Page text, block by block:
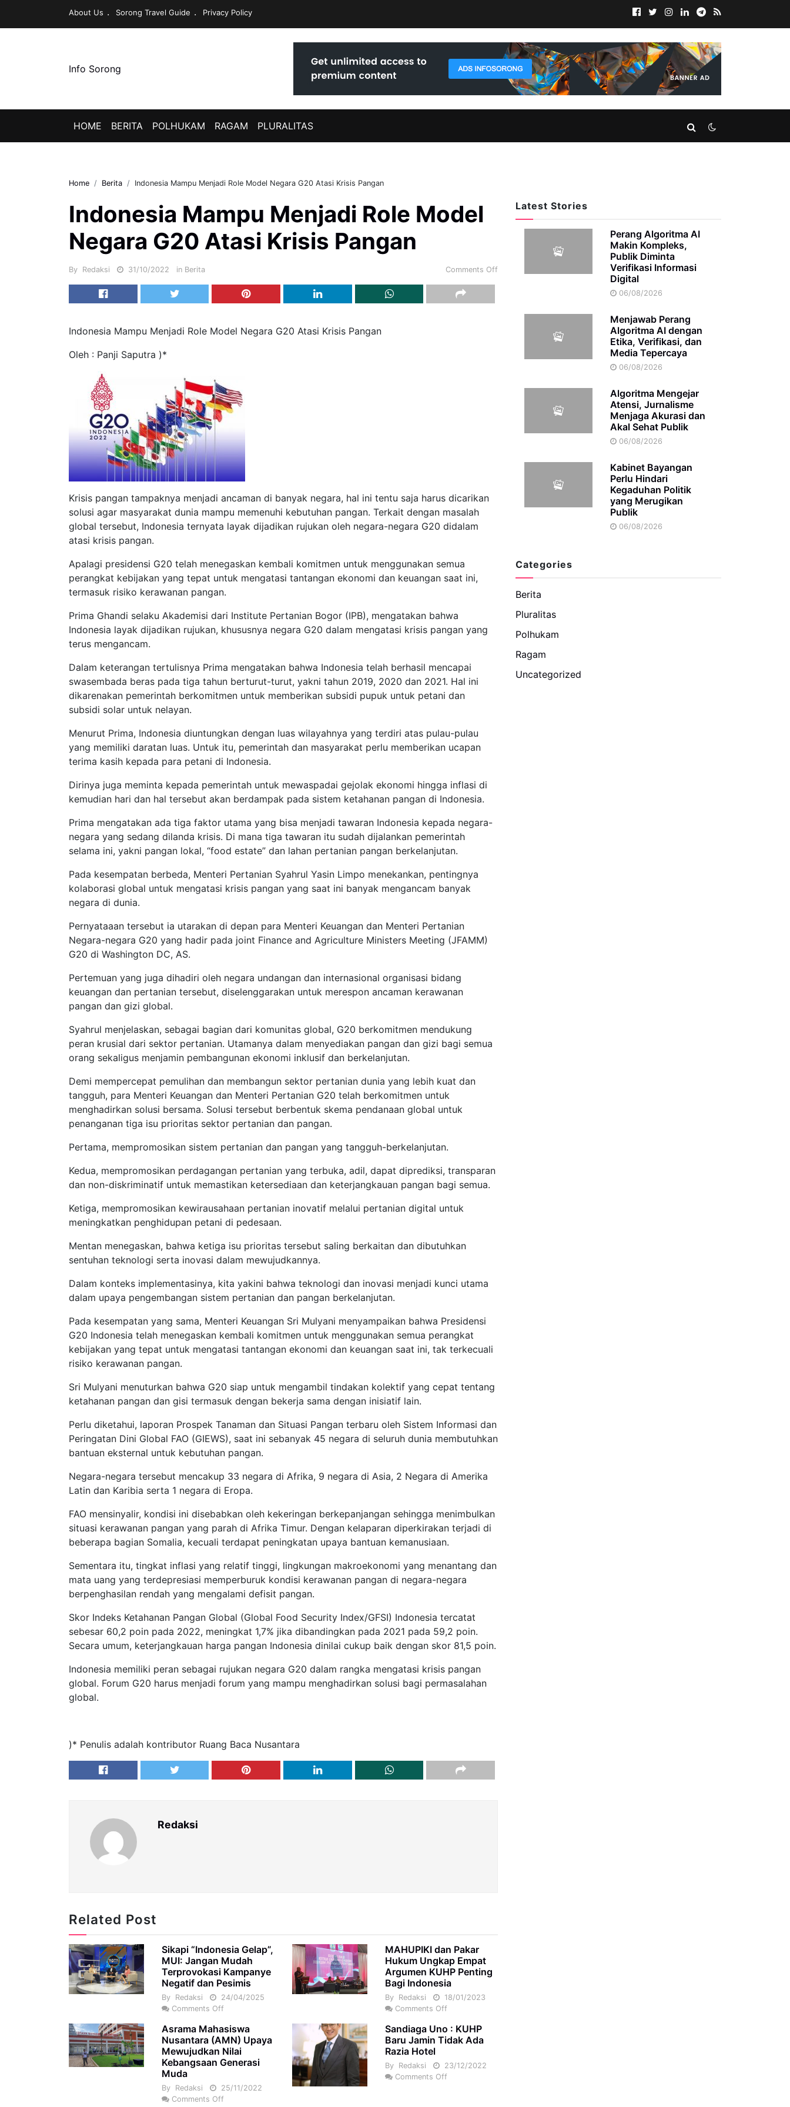
About Us Sorong Travel Guide Privacy Policy
Info Sorong
HOME BERITA POLHUKAM RAGAM PLURALITAS
Home Berita Indonesia Mampu Menjadi Role Model Negara G20 Atasi Krisis Pangan
Indonesia Mampu Menjadi Role Model
Negara G20 Atasi Krisis Pangan
By Redaksi 31/10/2022 in Berita Comments Off
Indonesia Mampu Menjadi Role Model Negara G20 Atasi Krisis Pangan
Oleh : Panji Saputra )*
Krisis pangan tampaknya menjadi ancaman di banyak negara, hal ini tentu saja harus dicarikan
solusi agar masyarakat dunia mampu memenuhi kebutuhan pangan. Terkait dengan masalah
global tersebut, Indonesia ternyata layak dijadikan rujukan oleh negara-negara G20 didalam
atasi krisis pangan.
Apalagi presidensi G20 telah menegaskan kembali komitmen untuk menggunakan semua
perangkat kebijakan yang tepat untuk mengatasi tantangan ekonomi dan keuangan saat ini,
termasuk risiko kerawanan pangan.
Prima Ghandi selaku Akademisi dari Institute Pertanian Bogor (IPB), mengatakan bahwa
Indonesia layak dijadikan rujukan, khususnya negara G20 dalam mengatasi krisis pangan yang
terus mengancam.
Dalam keterangan tertulisnya Prima mengatakan bahwa Indonesia telah berhasil mencapai
swasembada beras pada tiga tahun berturut-turut, yakni tahun 2019, 2020 dan 2021. Hal ini
dikarenakan pemerintah berkomitmen untuk memberikan subsidi pupuk untuk petani dan
subsidi solar untuk nelayan.
Menurut Prima, Indonesia diuntungkan dengan luas wilayahnya yang terdiri atas pulau-pulau
yang memiliki daratan luas. Untuk itu, pemerintah dan masyarakat perlu memberikan ucapan
terima kasih kepada para petani di Indonesia.
Dirinya juga meminta kepada pemerintah untuk mewaspadai gejolak ekonomi hingga inflasi di
kemudian hari dan hal tersebut akan berdampak pada sistem ketahanan pangan di Indonesia.
Prima mengatakan ada tiga faktor utama yang bisa menjadi tawaran Indonesia kepada negara-
negara yang sedang dilanda krisis. Di mana tiga tawaran itu sudah dijalankan pemerintah
selama ini, yakni pangan lokal, “food estate” dan lahan pertanian pangan berkelanjutan.
Pada kesempatan berbeda, Menteri Pertanian Syahrul Yasin Limpo menekankan, pentingnya
kolaborasi global untuk mengatasi krisis pangan yang saat ini banyak mengancam banyak
negara di dunia.
Pernyataaan tersebut ia utarakan di depan para Menteri Keuangan dan Menteri Pertanian
Negara-negara G20 yang hadir pada joint Finance and Agriculture Ministers Meeting (JFAMM)
G20 di Washington DC, AS.
Pertemuan yang juga dihadiri oleh negara undangan dan internasional organisasi bidang
keuangan dan pertanian tersebut, diselenggarakan untuk merespon ancaman kerawanan
pangan dan gizi global.
Syahrul menjelaskan, sebagai bagian dari komunitas global, G20 berkomitmen mendukung
peran krusial dari sektor pertanian. Utamanya dalam menyediakan pangan dan gizi bagi semua
orang sekaligus menjamin pembangunan ekonomi inklusif dan berkelanjutan.
Demi mempercepat pemulihan dan membangun sektor pertanian dunia yang lebih kuat dan
tangguh, para Menteri Keuangan dan Menteri Pertanian G20 telah berkomitmen untuk
menghadirkan solusi bersama. Solusi tersebut berbentuk skema pendanaan global untuk
penanganan tiga isu prioritas sektor pertanian dan pangan.
Pertama, mempromosikan sistem pertanian dan pangan yang tangguh-berkelanjutan.
Kedua, mempromosikan perdagangan pertanian yang terbuka, adil, dapat diprediksi, transparan
dan non-diskriminatif untuk memastikan ketersediaan dan keterjangkauan pangan bagi semua.
Ketiga, mempromosikan kewirausahaan pertanian inovatif melalui pertanian digital untuk
meningkatkan penghidupan petani di pedesaan.
Mentan menegaskan, bahwa ketiga isu prioritas tersebut saling berkaitan dan dibutuhkan
sentuhan teknologi serta inovasi dalam mewujudkannya.
Dalam konteks implementasinya, kita yakini bahwa teknologi dan inovasi menjadi kunci utama
dalam upaya pengembangan sistem pertanian dan pangan berkelanjutan.
Pada kesempatan yang sama, Menteri Keuangan Sri Mulyani menyampaikan bahwa Presidensi
G20 Indonesia telah menegaskan kembali komitmen untuk menggunakan semua perangkat
kebijakan yang tepat untuk mengatasi tantangan ekonomi dan keuangan saat ini, tak terkecuali
risiko kerawanan pangan.
Sri Mulyani menuturkan bahwa G20 siap untuk mengambil tindakan kolektif yang cepat tentang
ketahanan pangan dan gisi termasuk dengan bekerja sama dengan inisiatif lain.
Perlu diketahui, laporan Prospek Tanaman dan Situasi Pangan terbaru oleh Sistem Informasi dan
Peringatan Dini Global FAO (GIEWS), saat ini sebanyak 45 negara di seluruh dunia membutuhkan
bantuan eksternal untuk kebutuhan pangan.
Negara-negara tersebut mencakup 33 negara di Afrika, 9 negara di Asia, 2 Negara di Amerika
Latin dan Karibia serta 1 negara di Eropa.
FAO mensinyalir, kondisi ini disebabkan oleh kekeringan berkepanjangan sehingga menimbulkan
situasi kerawanan pangan yang parah di Afrika Timur. Dengan kelaparan diperkirakan terjadi di
beberapa bagian Somalia, kecuali terdapat peningkatan upaya bantuan kemanusiaan.
Sementara itu, tingkat inflasi yang relatif tinggi, lingkungan makroekonomi yang menantang dan
mata uang yang terdepresiasi memperburuk kondisi kerawanan pangan di negara-negara
berpenghasilan rendah yang mengalami defisit pangan.
Skor Indeks Ketahanan Pangan Global (Global Food Security Index/GFSI) Indonesia tercatat
sebesar 60,2 poin pada 2022, meningkat 1,7% jika dibandingkan pada 2021 pada 59,2 poin.
Secara umum, keterjangkauan harga pangan Indonesia dinilai cukup baik dengan skor 81,5 poin.
Indonesia memiliki peran sebagai rujukan negara G20 dalam rangka mengatasi krisis pangan
global. Forum G20 harus menjadi forum yang mampu menghadirkan solusi bagi permasalahan
global.
)* Penulis adalah kontributor Ruang Baca Nusantara
Redaksi
Related Post
Sikapi “Indonesia Gelap”,
MUI: Jangan Mudah
Terprovokasi Kampanye
Negatif dan Pesimis
By Redaksi
24/04/2025
Comments Off
MAHUPIKI dan Pakar
Hukum Ungkap Empat
Argumen KUHP Penting
Bagi Indonesia
By Redaksi
18/01/2023
Comments Off
Asrama Mahasiswa
Nusantara (AMN) Upaya
Mewujudkan Nilai
Kebangsaan Generasi
Muda
By Redaksi
25/11/2022
Comments Off
Sandiaga Uno : KUHP
Baru Jamin Tidak Ada
Razia Hotel
By Redaksi
23/12/2022
Comments Off
Latest Stories
Perang Algoritma AI
Makin Kompleks,
Publik Diminta
Verifikasi Informasi
Digital
06/08/2026
Menjawab Perang
Algoritma AI dengan
Etika, Verifikasi, dan
Media Tepercaya
06/08/2026
Algoritma Mengejar
Atensi, Jurnalisme
Menjaga Akurasi dan
Akal Sehat Publik
06/08/2026
Kabinet Bayangan
Perlu Hindari
Kegaduhan Politik
yang Merugikan
Publik
06/08/2026
Categories
Berita
Pluralitas
Polhukam
Ragam
Uncategorized